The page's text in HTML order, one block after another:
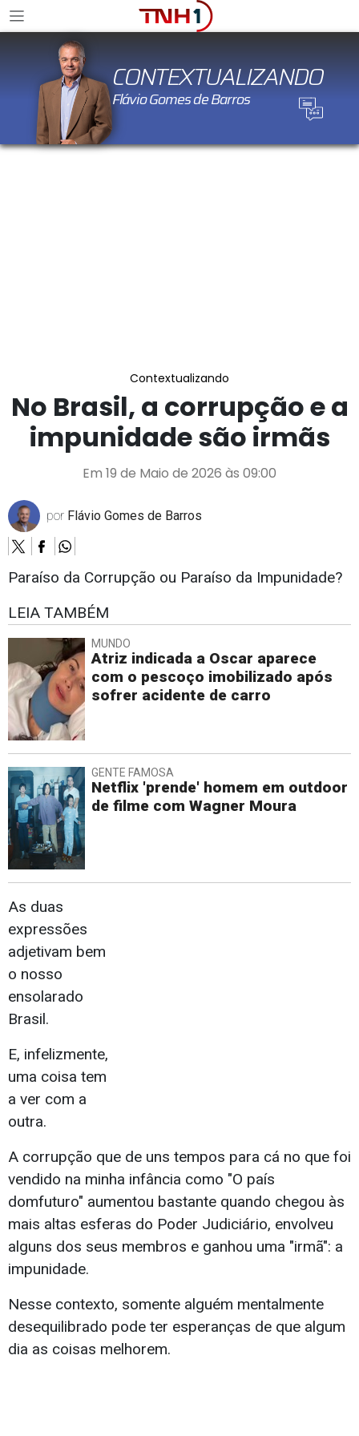
CONTEXTUALIZANDO
Contextualizando
No Brasil, a corrupção e a
impunidade são irmãs
Em 19 de Maio de 2026 às 09:00
por Flávio Gomes de Barros
Paraíso da Corrupção ou Paraíso da Impunidade?
LEIA TAMBÉM
MUNDO
Atriz indicada a Oscar aparece
com o pescoço imobilizado após
sofrer acidente de carro
GENTE FAMOSA
Netflix 'prende' homem em outdoor
de filme com Wagner Moura
As duas
expressões
adjetivam bem
o nosso
ensolarado
Brasil.
E, infelizmente,
uma coisa tem
a ver com a
outra.
A corrupção que de uns tempos para cá no que foi
vendido na minha infância como "O país
domfuturo" aumentou bastante quando chegou às
mais altas esferas do Poder Judiciário, envolveu
alguns dos seus membros e ganhou uma "irmã": a
impunidade.
Nesse contexto, somente alguém mentalmente
desequilibrado pode ter esperanças de que algum
dia as coisas melhorem.